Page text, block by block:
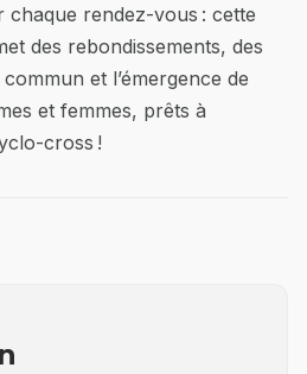
chaque rendez-vous : cette
des rebondissements, des
et l’émergence de
et femmes, prêts à
cross !